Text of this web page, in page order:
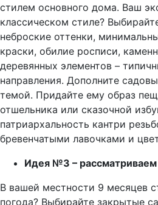
стилем основного дома. Ваш
классическом стиле?
неброские оттенки,
краски, обилие росписи,
деревянных элементов –
направления. Дополните
темой. Придайте ему образ
отшельника или сказочной
патриархальность кантри
бревенчатыми лавочками и
Идея №3 –
В вашей местности 9 месяцев
погода? Выбирайте закрытые